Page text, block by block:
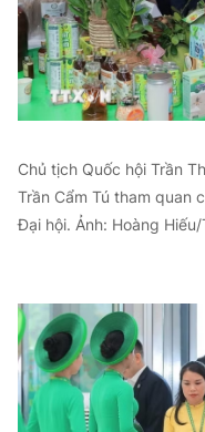
Chủ tịch Quốc hội Trần
Trần Cẩm Tú tham quan
Đại hội. Ảnh: Hoàng Hiếu/